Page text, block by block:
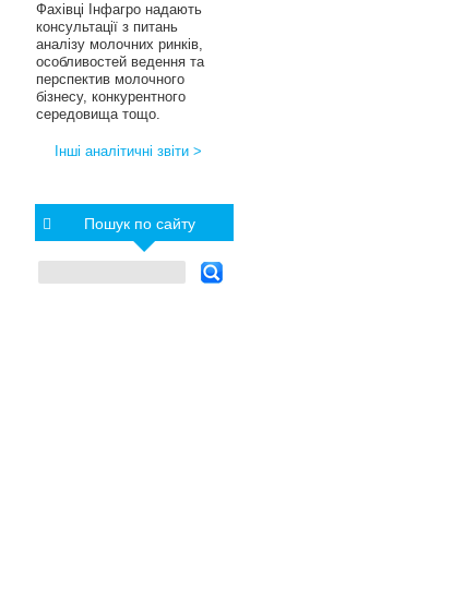
Фахівці Інфагро надають
консультації з питань
аналізу молочних ринків,
особливостей ведення та
перспектив молочного
бізнесу, конкурентного
середовища тощо.
Інші аналітичні звіти >
Пошук по сайту